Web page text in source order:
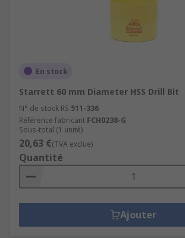
En stock
Starrett 60 mm Diameter HSS Drill Bit
N° de stock RS 511-336
Référence fabricant FCH0238-G
Sous-total (1 unité)
20,63 €(TVA exclue)
Quantité
Ajouter